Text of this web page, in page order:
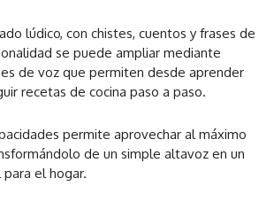
lúdico, con chistes, cuentos y frases de
se puede ampliar mediante
de voz que permiten desde aprender
recetas de cocina paso a paso.
permite aprovechar al máximo
de un simple altavoz en un
el hogar.